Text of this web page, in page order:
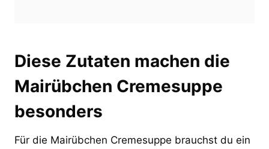
Diese Zutaten machen die
Mairübchen Cremesuppe
besonders
Für die Mairübchen Cremesuppe brauchst du ein